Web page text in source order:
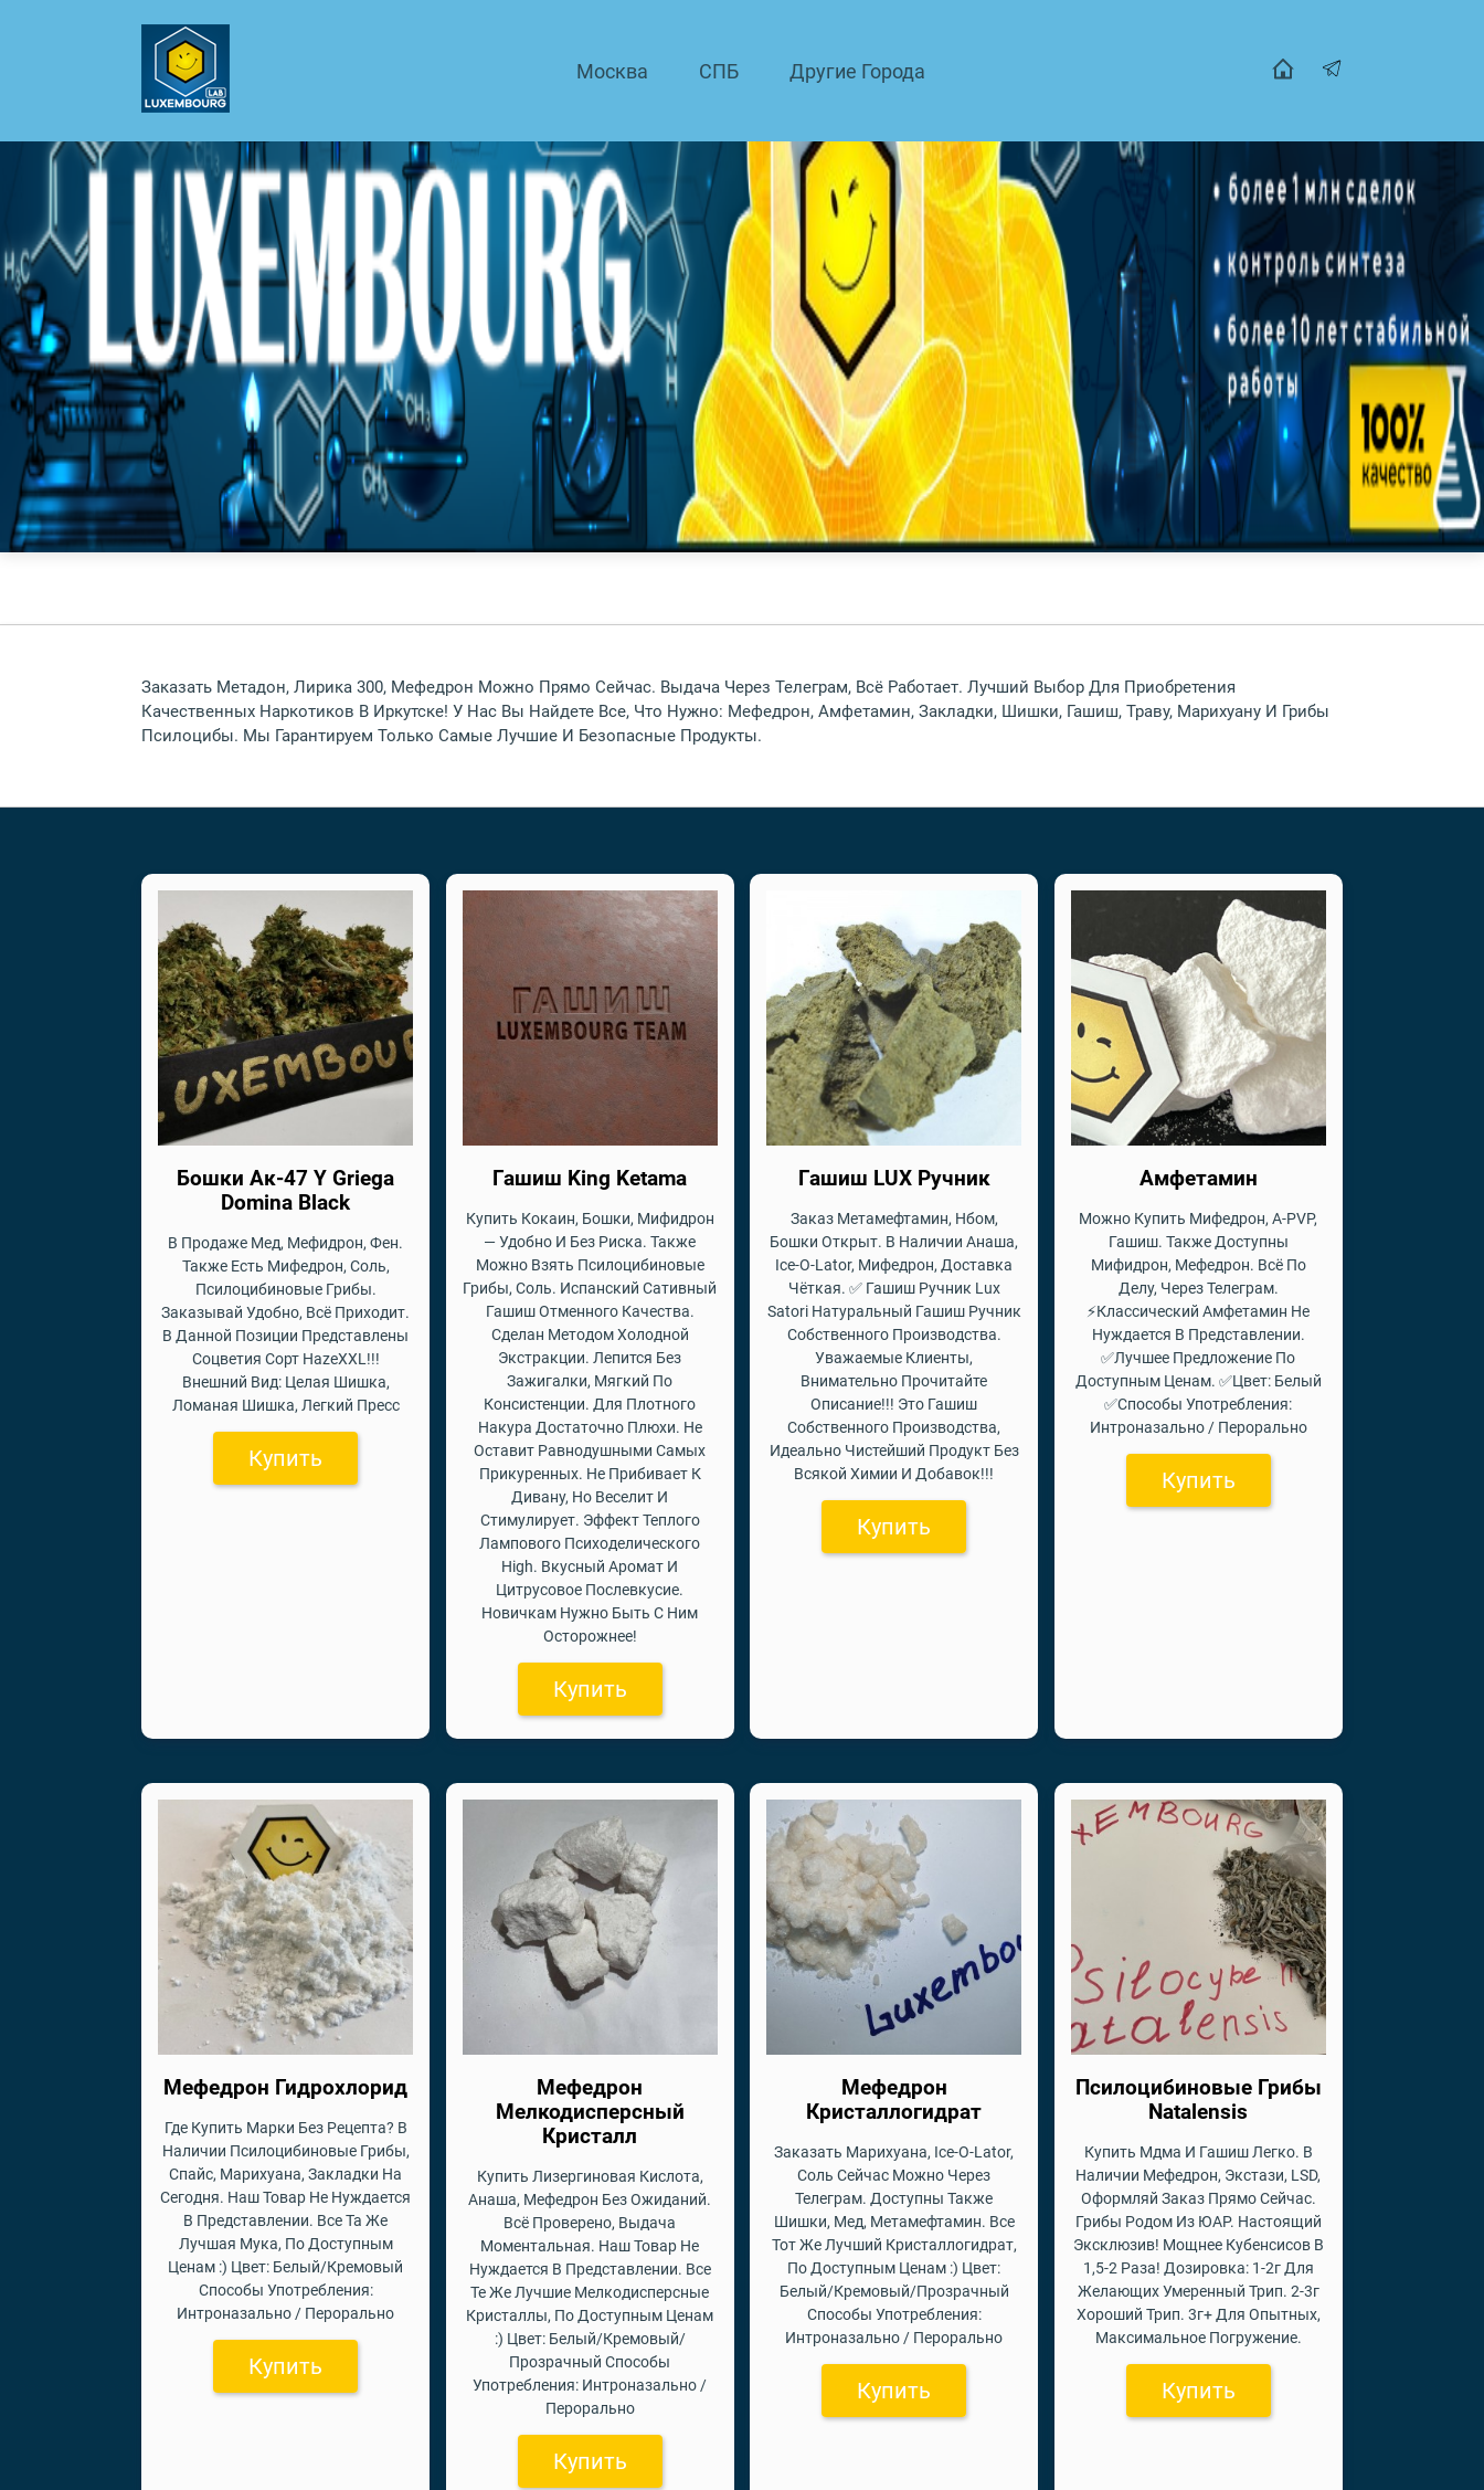
Москва СПБ Другие Города
Заказать Метадон, Лирика 300, Мефедрон Можно Прямо Сейчас. Выдача Через Телеграм, Всё Работает. Лучший Выбор Для Приобретения
Качественных Наркотиков В Иркутске! У Нас Вы Найдете Все, Что Нужно: Мефедрон, Амфетамин, Закладки, Шишки, Гашиш, Траву, Марихуану И Грибы
Псилоцибы. Мы Гарантируем Только Самые Лучшие И Безопасные Продукты.
Бошки Ак-47 Y Griega
Domina Black
В Продаже Мед, Мефидрон, Фен.
Также Есть Мифедрон, Соль,
Псилоцибиновые Грибы.
Заказывай Удобно, Всё Приходит.
В Данной Позиции Представлены
Соцветия Сорт HazeXXL!!!
Внешний Вид: Целая Шишка,
Ломаная Шишка, Легкий Пресс
Купить
Гашиш King Ketama
Купить Кокаин, Бошки, Мифидрон
— Удобно И Без Риска. Также
Можно Взять Псилоцибиновые
Грибы, Соль. Испанский Сативный
Гашиш Отменного Качества.
Сделан Методом Холодной
Экстракции. Лепится Без
Зажигалки, Мягкий По
Консистенции. Для Плотного
Накура Достаточно Плюхи. Не
Оставит Равнодушными Самых
Прикуренных. Не Прибивает К
Дивану, Но Веселит И
Стимулирует. Эффект Теплого
Лампового Психоделического
High. Вкусный Аромат И
Цитрусовое Послевкусие.
Новичкам Нужно Быть С Ним
Осторожнее!
Купить
Гашиш LUX Ручник
Заказ Метамефтамин, Нбом,
Бошки Открыт. В Наличии Анаша,
Ice-O-Lator, Мифедрон, Доставка
Чёткая. ✅ Гашиш Ручник Lux
Satori Натуральный Гашиш Ручник
Собственного Производства.
Уважаемые Клиенты,
Внимательно Прочитайте
Описание!!! Это Гашиш
Собственного Производства,
Идеально Чистейший Продукт Без
Всякой Химии И Добавок!!!
Купить
Амфетамин
Можно Купить Мифедрон, A-PVP,
Гашиш. Также Доступны
Мифидрон, Мефедрон. Всё По
Делу, Через Телеграм.
⚡Классический Амфетамин Не
Нуждается В Представлении.
✅Лучшее Предложение По
Доступным Ценам. ✅Цвет: Белый
✅Способы Употребления:
Интроназально / Перорально
Купить
Мефедрон Гидрохлорид
Где Купить Марки Без Рецепта? В
Наличии Псилоцибиновые Грибы,
Спайс, Марихуана, Закладки На
Сегодня. Наш Товар Не Нуждается
В Представлении. Все Та Же
Лучшая Мука, По Доступным
Ценам :) Цвет: Белый/Кремовый
Способы Употребления:
Интроназально / Перорально
Купить
Мефедрон
Мелкодисперсный
Кристалл
Купить Лизергиновая Кислота,
Анаша, Мефедрон Без Ожиданий.
Всё Проверено, Выдача
Моментальная. Наш Товар Не
Нуждается В Представлении. Все
Те Же Лучшие Мелкодисперсные
Кристаллы, По Доступным Ценам
:) Цвет: Белый/Кремовый/
Прозрачный Способы
Употребления: Интроназально /
Перорально
Купить
Мефедрон
Кристаллогидрат
Заказать Марихуана, Ice-O-Lator,
Соль Сейчас Можно Через
Телеграм. Доступны Также
Шишки, Мед, Метамефтамин. Все
Тот Же Лучший Кристаллогидрат,
По Доступным Ценам :) Цвет:
Белый/Кремовый/Прозрачный
Способы Употребления:
Интроназально / Перорально
Купить
Псилоцибиновые Грибы
Natalensis
Купить Мдма И Гашиш Легко. В
Наличии Мефедрон, Экстази, LSD,
Оформляй Заказ Прямо Сейчас.
Грибы Родом Из ЮАР. Настоящий
Эксклюзив! Мощнее Кубенсисов В
1,5-2 Раза! Дозировка: 1-2г Для
Желающих Умеренный Трип. 2-3г
Хороший Трип. 3г+ Для Опытных,
Максимальное Погружение.
Купить